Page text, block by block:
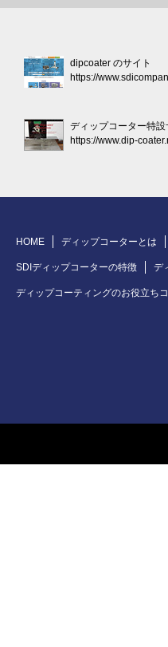
dipcoater のサイト
https://
ディップコーター特設
https://www.dip-
HOME ディップコーターとは
SDIディップコーターの特徴 デ
ディップコーティングのお役立ち